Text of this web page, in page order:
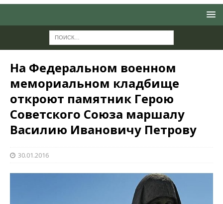
На Федеральном военном
мемориальном кладбище
откроют памятник Герою
Советского Союза маршалу
Василию Ивановичу Петрову
30.01.2016